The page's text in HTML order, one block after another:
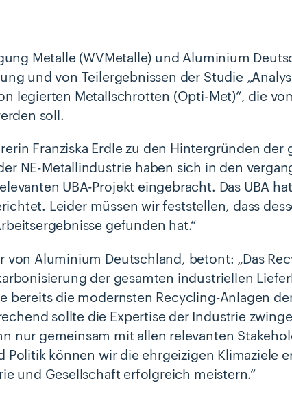
Metalle (WVMetalle) und Aluminium
und von Teilergebnissen der Studie
legierten Metallschrotten (Opti-Met)“, die
soll.
Franziska Erdle zu den Hintergründen der
NE-Metallindustrie haben sich in den
UBA-Projekt eingebracht. Das UBA
Leider müssen wir feststellen, dass
gefunden hat.“
von Aluminium Deutschland, betont: „Das
der gesamten industriellen
bereits die modernsten Recycling-Anlagen
sollte die Expertise der Industrie
nur gemeinsam mit allen relevanten
Politik können wir die ehrgeizigen Klimaziele
und Gesellschaft erfolgreich meistern.“